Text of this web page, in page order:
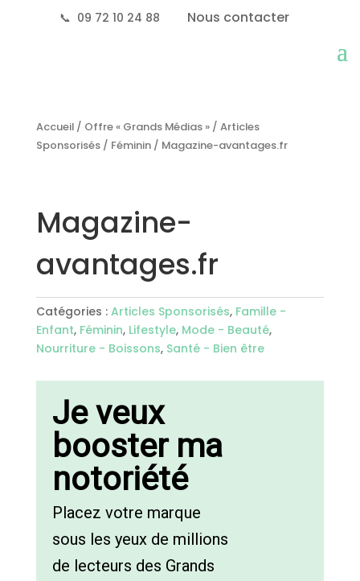
📞 09 72 10 24 88 Nous contacter
Accueil/ Offre « Grands Médias »/ Articles
Sponsorisés/ Féminin/ Magazine-avantages.fr
Magazine-
avantages.fr
Catégories : Articles Sponsorisés, Famille -
Enfant, Féminin, Lifestyle, Mode - Beauté,
Nourriture - Boissons, Santé - Bien être
Je veux
booster ma
notoriété
Placez votre marque
sous les yeux de millions
de lecteurs des Grands